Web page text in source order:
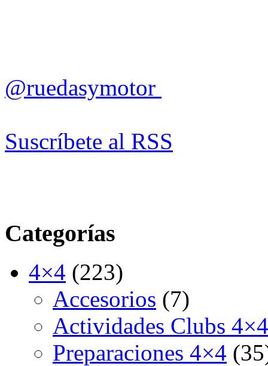
@ruedasymotor
Suscríbete al RSS
Categorías
4×4 (223)
Accesorios (7)
Actividades Clubs 4×4
Preparaciones 4×4